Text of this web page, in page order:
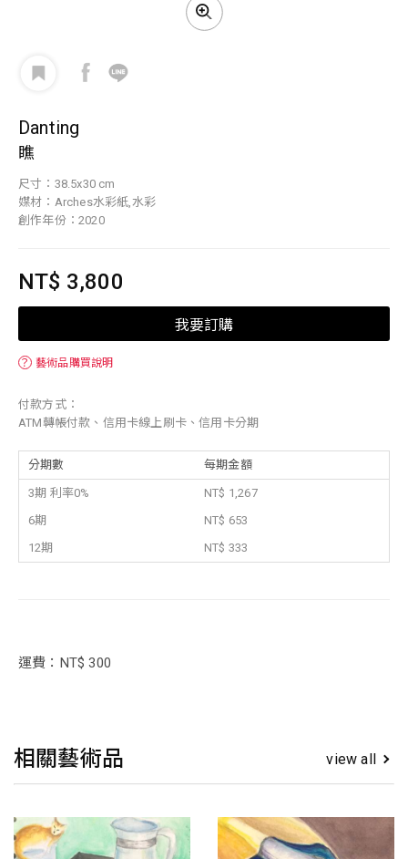
Danting
瞧
尺寸：38.5x30 cm
媒材：Arches水彩紙,水彩
創作年份：2020
NT$ 3,800
我要訂購
？ 藝術品購買說明
付款方式：
ATM轉帳付款、信用卡線上刷卡、信用卡分期
分期數 每期金額
3期 利率0%
NT$ 1,267
6期
NT$ 653
12期
NT$ 333
運費：NT$ 300
相關藝術品 view all